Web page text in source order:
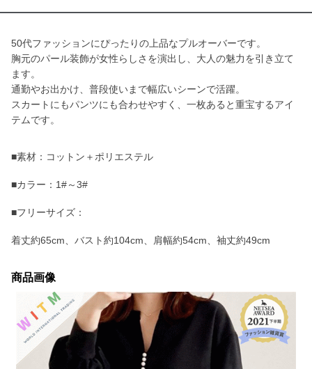
50代ファッションにぴったりの上品なプルオーバーです。
胸元のパール装飾が女性らしさを演出し、大人の魅力を引き立て
ます。
通勤やお出かけ、普段使いまで幅広いシーンで活躍。
スカートにもパンツにも合わせやすく、一枚あると重宝するアイ
テムです。
■素材：コットン＋ポリエステル
■カラー：1#～3#
■フリーサイズ：
着丈約65cm、バスト約104cm、肩幅約54cm、袖丈約49cm
商品画像